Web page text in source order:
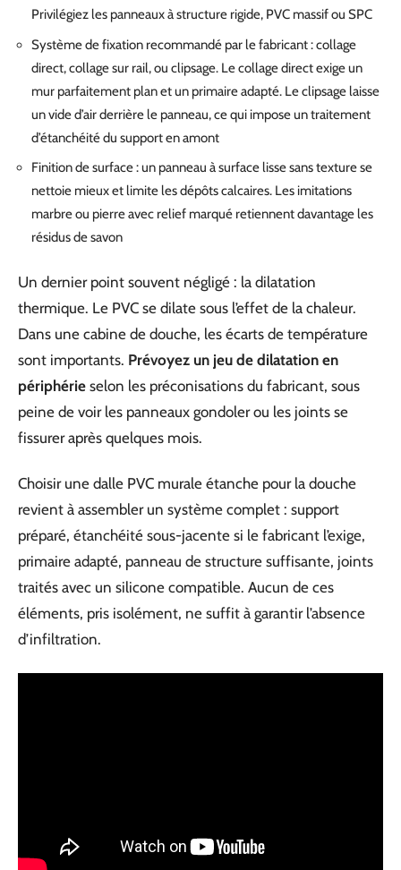
Privilégiez les panneaux à structure rigide, PVC massif ou SPC
Système de fixation recommandé par le fabricant : collage
direct, collage sur rail, ou clipsage. Le collage direct exige un
mur parfaitement plan et un primaire adapté. Le clipsage laisse
un vide d’air derrière le panneau, ce qui impose un traitement
d’étanchéité du support en amont
Finition de surface : un panneau à surface lisse sans texture se
nettoie mieux et limite les dépôts calcaires. Les imitations
marbre ou pierre avec relief marqué retiennent davantage les
résidus de savon
Un dernier point souvent négligé : la dilatation
thermique. Le PVC se dilate sous l’effet de la chaleur.
Dans une cabine de douche, les écarts de température
sont importants. Prévoyez un jeu de dilatation en
périphérie selon les préconisations du fabricant, sous
peine de voir les panneaux gondoler ou les joints se
fissurer après quelques mois.
Choisir une dalle PVC murale étanche pour la douche
revient à assembler un système complet : support
préparé, étanchéité sous-jacente si le fabricant l’exige,
primaire adapté, panneau de structure suffisante, joints
traités avec un silicone compatible. Aucun de ces
éléments, pris isolément, ne suffit à garantir l’absence
d’infiltration.